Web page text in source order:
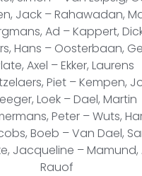
Jack – Rahawadan,
Ad – Kappert,
Hans – Oosterbaan,
Axel – Ekker, Laurens
Piet – Kempen,
Loek – Dael, Martin
Peter – Wuts,
Boeb – Van Dael,
Jacqueline –
Rauof